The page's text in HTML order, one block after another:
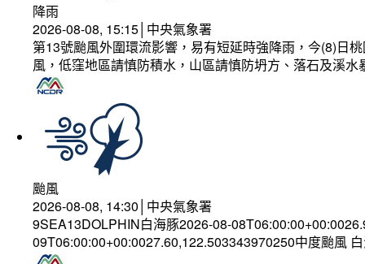
降雨
2026-08-08, 15:15│中央氣象署
第13號颱風外圍環流影響，易有短延時強降雨，今(8)日
風，低窪地區請慎防積水，山區請慎防坍方、落石及溪
颱風
2026-08-08, 14:30│中央氣象署
9SEA13DOLPHIN白海豚2026-08-
09T06:00:00+00:0027.60,122.503343970250中度颱風